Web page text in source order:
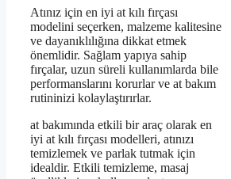
Atınız için en iyi at kılı fırçası
modelini seçerken, malzeme kalitesine
ve dayanıklılığına dikkat etmek
önemlidir. Sağlam yapıya sahip
fırçalar, uzun süreli kullanımlarda bile
performanslarını korurlar ve at bakım
rutininizi kolaylaştırırlar.
at bakımında etkili bir araç olarak en
iyi at kılı fırçası modelleri, atınızı
temizlemek ve parlak tutmak için
idealdir. Etkili temizleme, masaj